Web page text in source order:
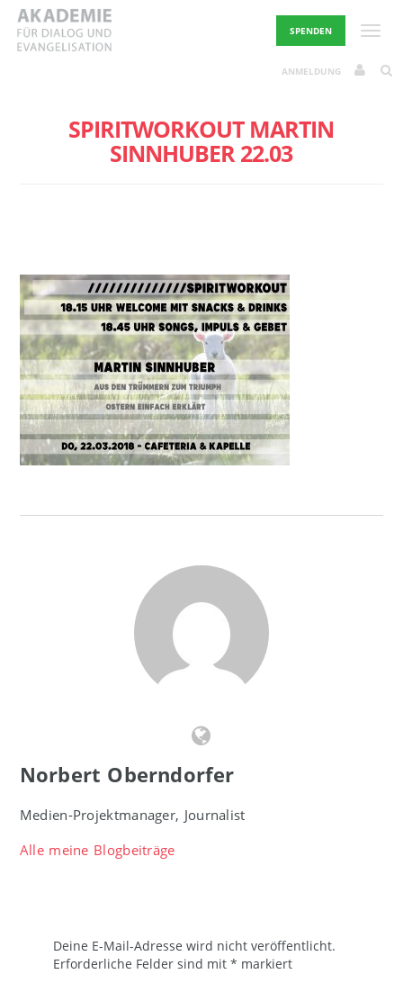
Skip
content
SPENDEN
ANMELDUNG
SPIRITWORKOUT MARTIN
SINNHUBER 22.03
Norbert Oberndorfer
Medien-Projektmanager, Journalist
Alle meine Blogbeiträge
Deine E-Mail-Adresse wird nicht veröffentlicht.
Erforderliche Felder sind mit* markiert